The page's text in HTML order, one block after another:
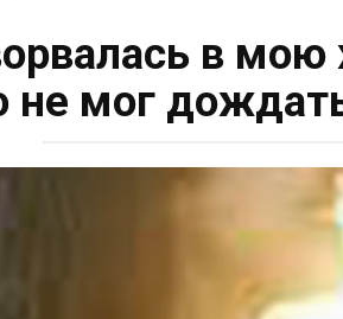
в мою
не мог